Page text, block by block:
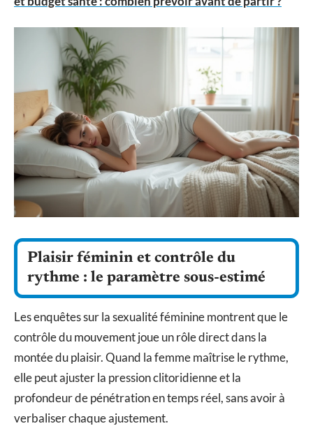
Plaisir féminin et contrôle du
rythme : le paramètre sous-estimé
Les enquêtes sur la sexualité féminine montrent que le
contrôle du mouvement joue un rôle direct dans la
montée du plaisir. Quand la femme maîtrise le rythme,
elle peut ajuster la pression clitoridienne et la
profondeur de pénétration en temps réel, sans avoir à
verbaliser chaque ajustement.